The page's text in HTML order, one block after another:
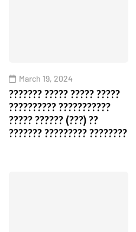
March 19, 2024
??????? ????? ????? ?????
?????????? ???????????
????? ?????? (???) ??
??????? ????????? ????????